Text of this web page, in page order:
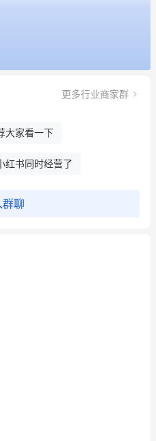
更多行业商家群
❤️
系我
大家看一下
红书同时经营了
群聊